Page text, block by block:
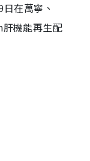
在萬寧、
機能再生配